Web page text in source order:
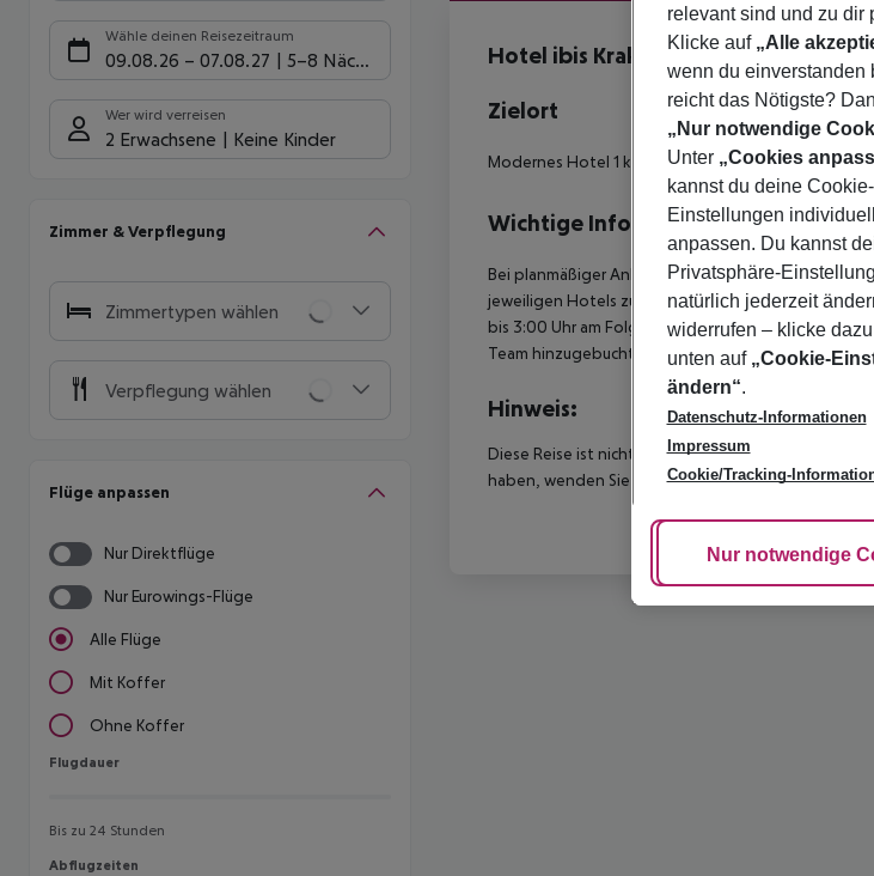
Wähle deinen Reisezeitraum
09.08.26 – 07.08.27 5-8 Nächte
Wer wird verreisen
2 Erwachsene Keine Kinder
Zimmer & Verpflegung
Zimmertypen wählen
Verpflegung wählen
Flüge anpassen
Nur Direktflüge
Nur Eurowings-Flüge
Alle Flüge
Mit Koffer
Ohne Koffer
Flugdauer
Flugdauer
Bis zu 24 Stunden
Abflugzeiten
Abflugzeiten
Hotelbeschreibung
Hotel ibis Krakow Centrum
3
Zielort
Modernes Hotel 1 km von der Altstadt entfernt.
Wichtige Informationen
Bei planmäßiger Ankunft im Zielgebiet ab 04:00
jeweiligen Hotels zur Verfügung. Ebenso ist die
bis 3:00 Uhr am Folgetag ein. Früh-Check-In bzw.
Team hinzugebucht werden.
Hinweis:
Diese Reise ist nicht für Personen mit
haben, wenden Sie sich bitte an unseren
relevant sind und zu dir
Klicke auf „Alle
wenn du einverstanden
reicht das Nötigste?
„Nur notwendige
Unter „Cookies
kannst du deine Cookie-
Einstellungen individuell
anpassen. Du kannst
Privatsphäre-
natürlich jederzeit
widerrufen – klicke
unten auf „Cookie-
ändern“.
Datenschutz-Informationen
Impressum
Cookie/Tracking-
Cookie anpassen
Nur notwendige